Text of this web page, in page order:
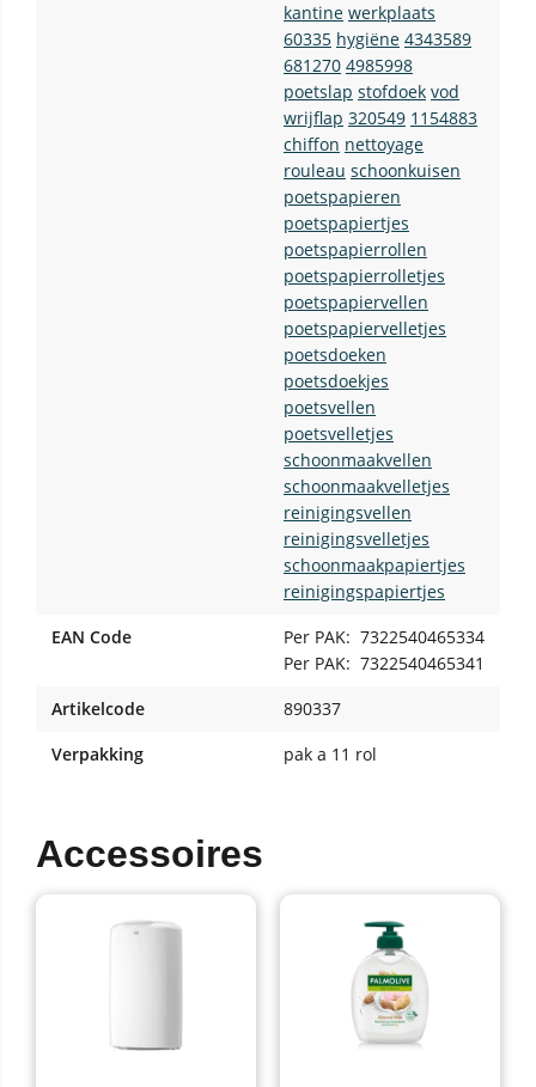
kantine werkplaats
60335 hygiëne 4343589
681270 4985998
poetslap stofdoek vod
wrijflap 320549 1154883
chiffon nettoyage
rouleau schoonkuisen
poetspapieren
poetspapiertjes
poetspapierrollen
poetspapierrolletjes
poetspapiervellen
poetspapiervelletjes
poetsdoeken
poetsdoekjes
poetsvellen
poetsvelletjes
schoonmaakvellen
schoonmaakvelletjes
reinigingsvellen
reinigingsvelletjes
schoonmaakpapiertjes
reinigingspapiertjes
EAN Code
Per PAK: 7322540465334
Per PAK: 7322540465341
Artikelcode
890337
Verpakking
pak a 11 rol
Accessoires